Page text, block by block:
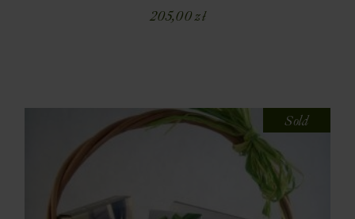
205,00zł
Sold